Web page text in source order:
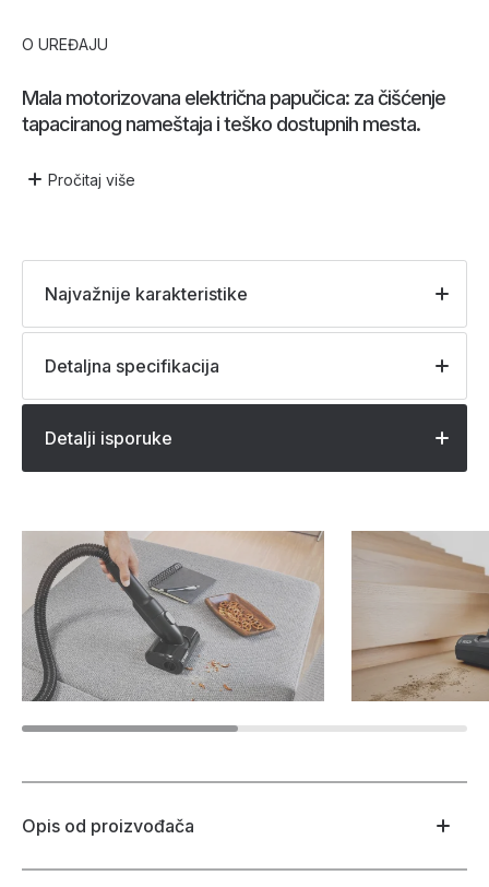
O UREĐAJU
Mala motorizovana električna papučica: za čišćenje
tapaciranog nameštaja i teško dostupnih mesta.
Pročitaj više
Najvažnije karakteristike
Detaljna specifikacija
Detalji isporuke
Opis od proizvođača